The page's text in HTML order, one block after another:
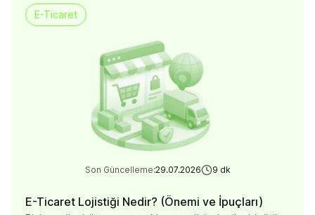
veya siber saldırılara açık hesaplar, doğrudan ciro ve
itibar kaybına yol açar. Üstelik ücretsiz veya standart
servisler, kurumsal veri gizliliği standartlarını karşılamakta
çoğu zaman yetersiz kalabilmektedir. Yanlış bir e-posta
servisi sağlayıcısı seçimi, hem yasal yaptırımlarla
yüzleşmenize hem […]
E-Ticaret
Son Güncelleme:29.07.2026 9 dk
E-Ticaret Lojistiği Nedir? (Önemi ve İpuçları)